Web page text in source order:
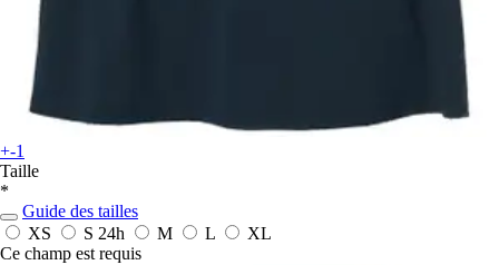
+-1
Taille
*
Guide des tailles
XS
S 24h M L
XL
Ce champ est requis